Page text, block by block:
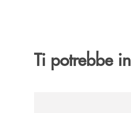
Ti potrebbe